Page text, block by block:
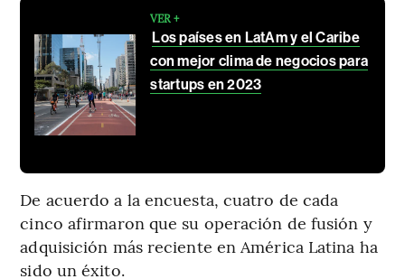
VER +
Los países en LatAm y el Caribe
con mejor clima de negocios para
startups en 2023
De acuerdo a la encuesta, cuatro de cada
cinco afirmaron que su operación de fusión y
adquisición más reciente en América Latina ha
sido un éxito.